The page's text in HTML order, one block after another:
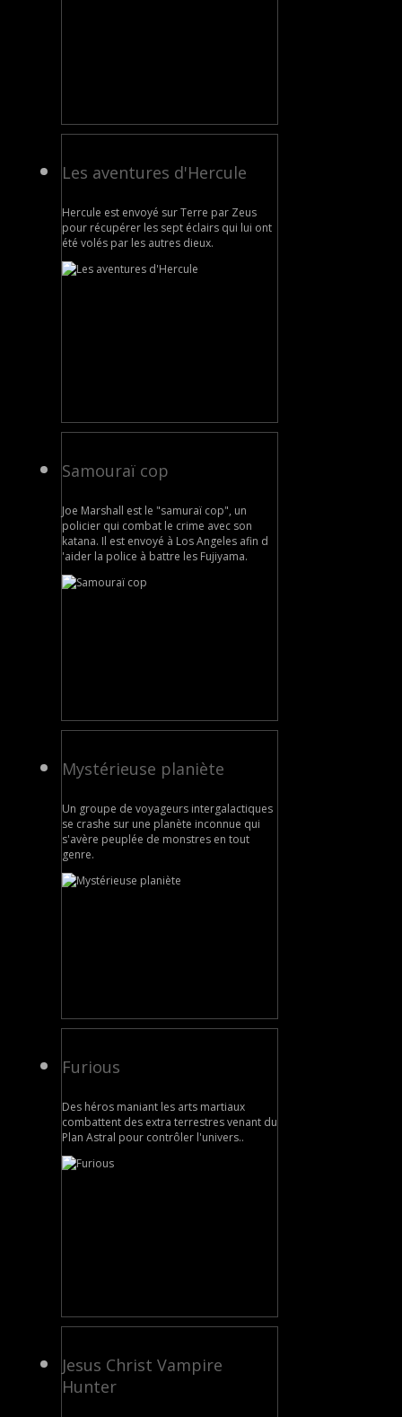
Les aventures d'Hercule
Hercule est envoyé sur Terre par Zeus
pour récupérer les sept éclairs qui lui ont
été volés par les autres dieux.
Samouraï cop
Joe Marshall est le "samuraï cop", un
policier qui combat le crime avec son
katana. Il est envoyé à Los Angeles afin d
'aider la police à battre les Fujiyama.
Mystérieuse planiète
Un groupe de voyageurs intergalactiques
se crashe sur une planète inconnue qui
s'avère peuplée de monstres en tout
genre.
Furious
Des héros maniant les arts martiaux
combattent des extra terrestres venant du
Plan Astral pour contrôler l'univers..
Jesus Christ Vampire
Hunter